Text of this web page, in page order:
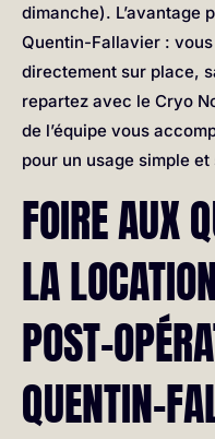
dimanche). L’avantage
Quentin-Fallavier :
directement sur place,
repartez avec le Cryo
de l’équipe vous
pour un usage simple
FOIRE AUX
LA
POST-
QUENTIN-